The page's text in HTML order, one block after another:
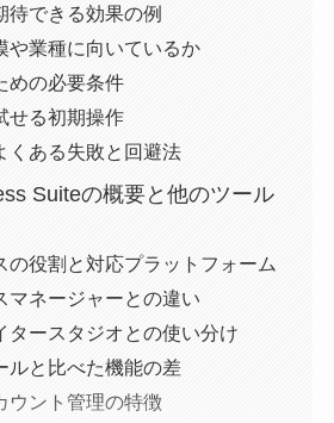
待できる効果の例
や業種に向いているか
めの必要条件
せる初期操作
くある失敗と回避法
Suiteの概要と他のツール
の役割と対応プラットフォーム
マネージャーとの違い
タースタジオとの使い分け
ルと比べた機能の差
ウント管理の特徴